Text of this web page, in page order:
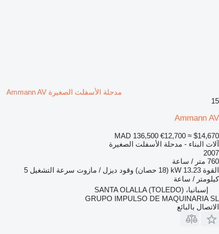
مدحلة الأسفلت الصغيرة Ammann AV
15
Ammann AV
MAD 136,500 €12,700 ≈ $14,670
آلات البناء - مدحلة الأسفلت الصغيرة
2007
760 متر / ساعة
القوة 13.23 kW (18 حصان) وقود ديزل / مازوت سرعة التشغيل 5
كيلومتر / ساعة
إسبانيا، SANTA OLALLA (TOLEDO)
GRUPO IMPULSO DE MAQUINARIA SL
الاتصال بالبائع